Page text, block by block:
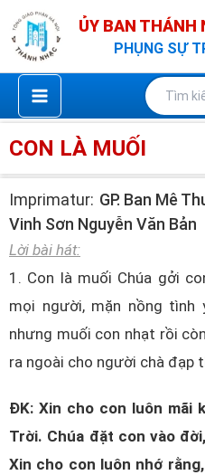
Nhảy
tới
nội
dung
ỦY BAN THÁNH
PHỤNG SỰ
CON LÀ MUỐI
Imprimatur: GP. Ban Mê
Vinh Sơn Nguyễn Văn Bản
Lời bài hát:
1. Con là muối Chúa gởi
mọi người, mặn nồng tình
nhưng muối con nhạt rồi
ra ngoài cho người chà đạp
ĐK: Xin cho con luôn mãi
Trời. Chúa đặt con vào
Xin cho con luôn nhớ